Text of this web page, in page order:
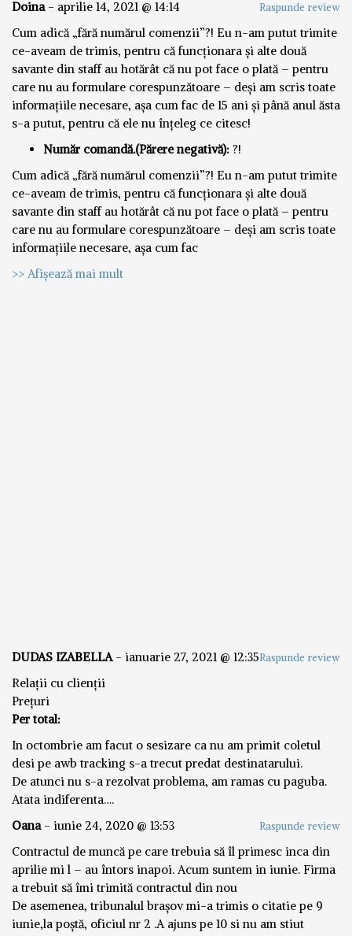
Doina- aprilie 14, 2021 @ 14:14 Raspunde review
Cum adică „fără numărul comenzii”?! Eu n-am putut trimite
ce-aveam de trimis, pentru că funcționara și alte două
savante din staff au hotărât că nu pot face o plată – pentru
care nu au formulare corespunzătoare – deși am scris toate
informațiile necesare, așa cum fac de 15 ani și până anul ăsta
s-a putut, pentru că ele nu înțeleg ce citesc!
Număr comandă.(Părere negativă): ?!
Cum adică „fără numărul comenzii”?! Eu n-am putut trimite
ce-aveam de trimis, pentru că funcționara și alte două
savante din staff au hotărât că nu pot face o plată – pentru
care nu au formulare corespunzătoare – deși am scris toate
informațiile necesare, așa cum fac
>> Afișează mai mult
DUDAS IZABELLA- ianuarie 27, 2021 @ 12:35Raspunde review
Relații cu clienții
Prețuri
Per total:
In octombrie am facut o sesizare ca nu am primit coletul
desi pe awb tracking s-a trecut predat destinatarului.
De atunci nu s-a rezolvat problema, am ramas cu paguba.
Atata indiferenta….
Oana- iunie 24, 2020 @ 13:53 Raspunde review
Contractul de muncă pe care trebuia să îl primesc inca din
aprilie mi l – au întors inapoi. Acum suntem in iunie. Firma
a trebuit să îmi trimită contractul din nou
De asemenea, tribunalul brașov mi-a trimis o citatie pe 9
iunie,la poștă, oficiul nr 2 .A ajuns pe 10 si nu am stiut